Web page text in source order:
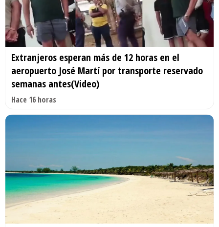
Extranjeros esperan más de 12 horas en el
aeropuerto José Martí por transporte reservado
semanas antes(Video)
Hace 16 horas